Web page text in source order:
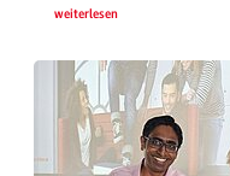
weiterlesen